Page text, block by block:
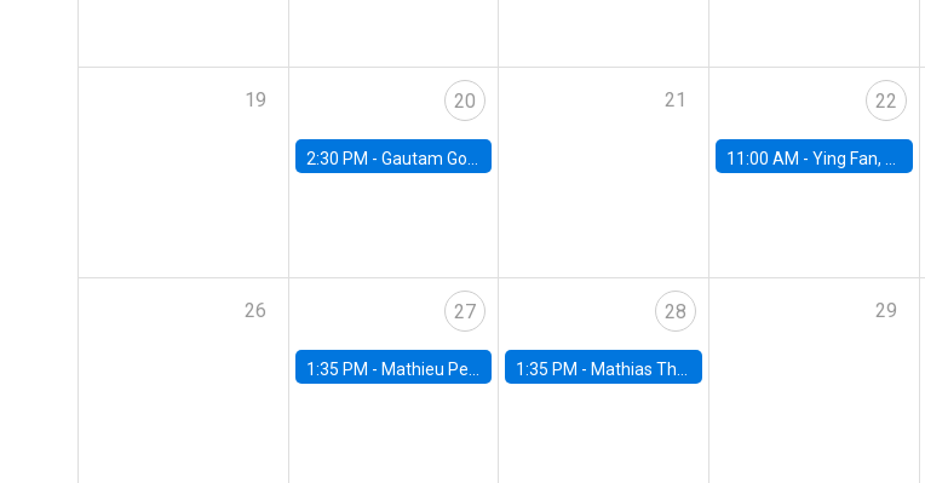
19 20
2:30 PM - Gautam Gowrisankaran, Columbia University
21 22
11:00 AM -Ying Fan, University of Michigan
26 27
1:35 PM - Mathieu Pedemonte, IDB
28
1:35 PM - Mathias Thoenig, University of Lausanne
29